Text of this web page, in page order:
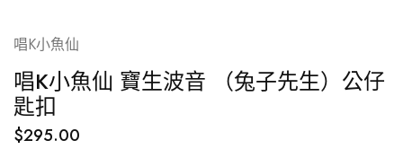
唱K小魚仙
唱K小魚仙 寶生波音 （兔子先生）公仔
匙扣
$295.00